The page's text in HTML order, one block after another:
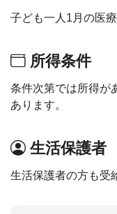
子ども一人1月の医
所得条件
条件次第では所得が
あります。
生活保護者
生活保護者の方も受